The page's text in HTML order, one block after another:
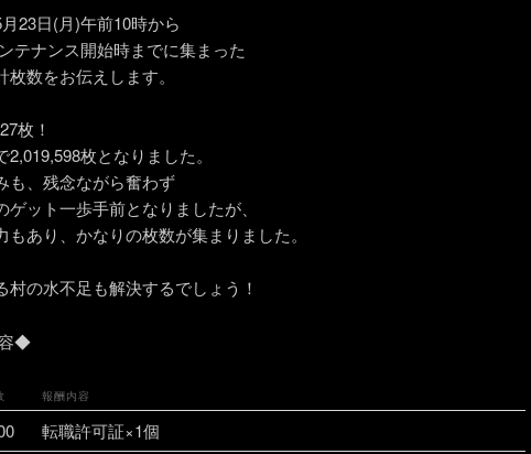
23日(月)午前10時から
テナンス開始時までに集まった
数をお伝えします。
枚！
枚となりました。
も、残念ながら奮わず
ゲット一歩手前となりましたが、
もあり、かなりの枚数が集まりました。
村の水不足も解決するでしょう！
◆
報酬内容
転職許可証×1個